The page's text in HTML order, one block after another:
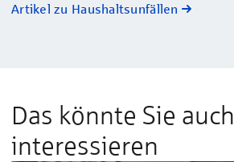
Artikel zu Haushaltsunfällen
Das könnte Sie auch
interessieren